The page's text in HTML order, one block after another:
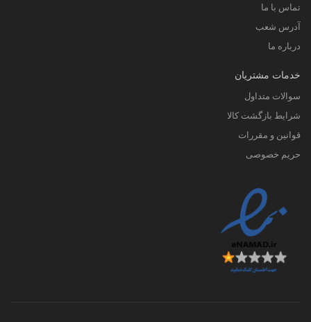
تماس با ما
آدرس شعب
درباره ما
خدمات مشتریان
سوالات متداول
شرایط بازگشت کالا
قوانین و مقررات
حریم خصوصی